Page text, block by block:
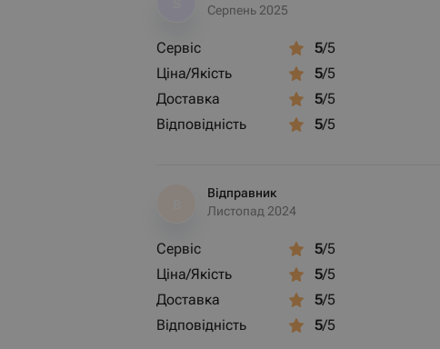
Серпень 2025
Сервіс 5/5
Ціна/Якість
5/5
Доставка
5/5
Відповідність
5/5
Відправник
Листопад 2024
Сервіс 5/5
Ціна/Якість
5/5
Доставка
5/5
Відповідність
5/5